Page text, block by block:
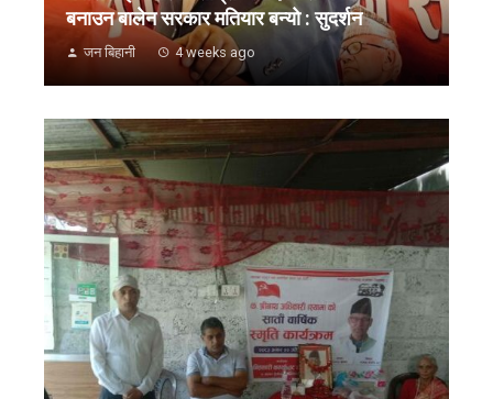
बनाउन बालेन सरकार मतियार बन्यो : सुदर्शन
जन बिहानी 4 weeks ago